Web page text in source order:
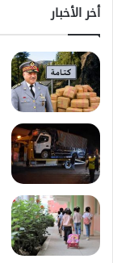
أخر الأخبار